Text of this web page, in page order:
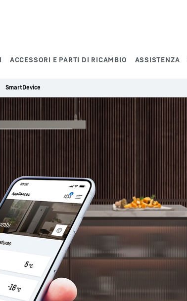
ACCESSORI E PARTI DI RICAMBIO ASSISTENZA
SmartDevice